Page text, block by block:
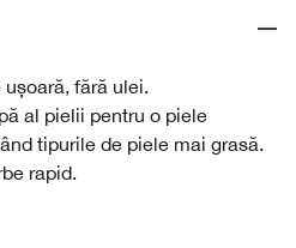
fără ulei.
al pielii pentru o piele
tipurile de piele mai grasă.
rapid.